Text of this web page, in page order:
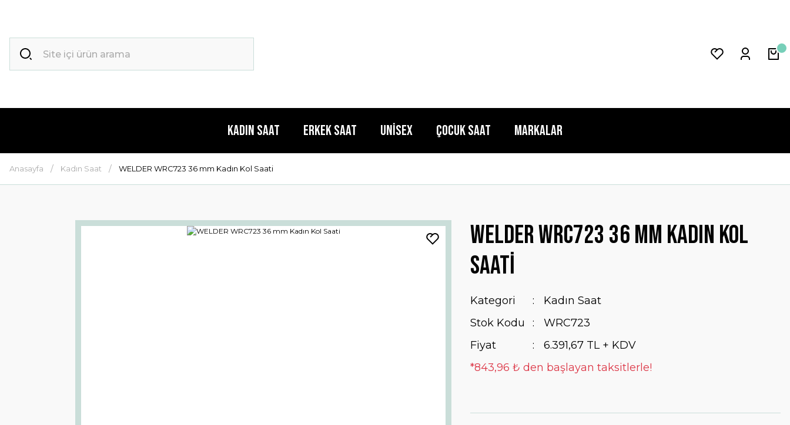
Kadın Saat Erkek Saat Unisex Çocuk Saat Markalar
Anasayfa Kadın Saat WELDER WRC723 36 mm Kadın Kol Saati
WELDER WRC723 36 mm Kadın Kol
Saati
Kategori
Kadın Saat
Stok Kodu
WRC723
Fiyat
6.391,67 TL + KDV
*843,96 ₺ den başlayan taksitlerle!